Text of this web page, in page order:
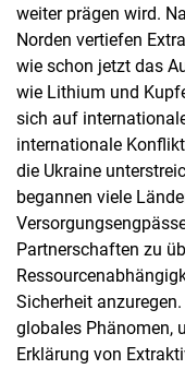
weiter prägen wird.
Norden vertiefen
wie schon jetzt das
wie Lithium und
sich auf
internationale
die Ukraine
begannen viele
Partnerschaften zu
Sicherheit
globales Phänomen,
Erklärung von